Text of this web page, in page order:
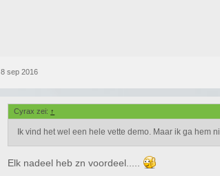
8 sep 2016
Cyrax zei: ↑
Ik vind het wel een hele vette demo. Maar ik ga
Elk nadeel heb zn voordeel.....